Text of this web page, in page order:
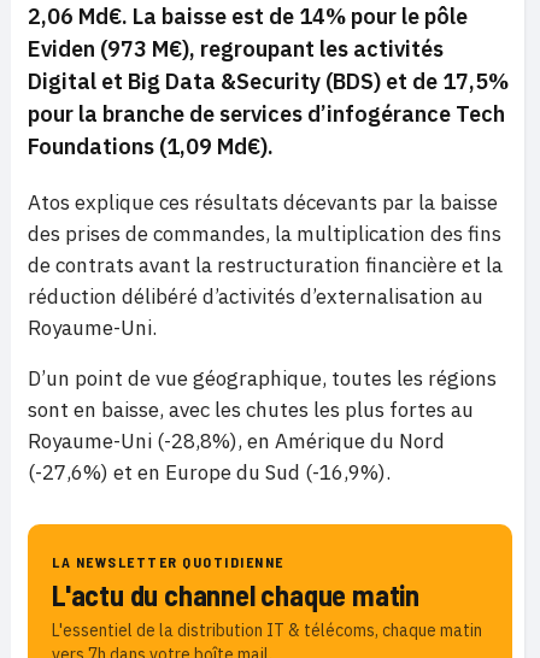
2,06 Md€. La baisse est de 14% pour le pôle
Eviden (973 M€), regroupant les activités
Digital et Big Data &Security (BDS) et de 17,5%
pour la branche de services d’infogérance Tech
Foundations (1,09 Md€).
Atos explique ces résultats décevants par la baisse
des prises de commandes, la multiplication des fins
de contrats avant la restructuration financière et la
réduction délibéré d’activités d’externalisation au
Royaume-Uni.
D’un point de vue géographique, toutes les régions
sont en baisse, avec les chutes les plus fortes au
Royaume-Uni (-28,8%), en Amérique du Nord
(-27,6%) et en Europe du Sud (-16,9%).
LA NEWSLETTER QUOTIDIENNE
L'actu du channel chaque matin
L'essentiel de la distribution IT & télécoms, chaque matin